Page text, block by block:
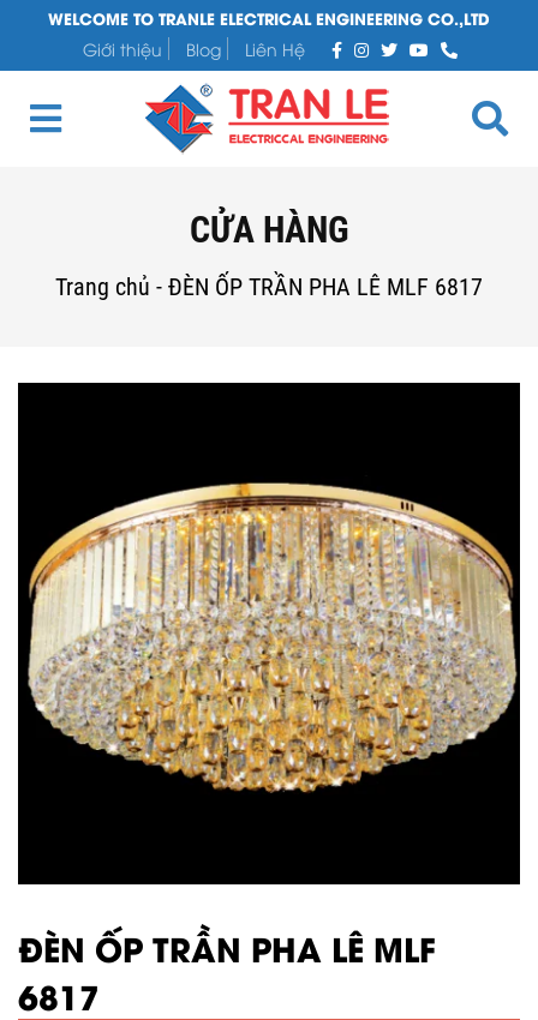
WELCOME TO TRANLE ELECTRICAL ENGINEERING CO.,LTD
Giới thiệu
Blog Liên Hệ
CỬA HÀNG
Trang chủ - ĐÈN ỐP TRẦN PHA LÊ MLF 6817
ĐÈN ỐP TRẦN PHA LÊ MLF
6817